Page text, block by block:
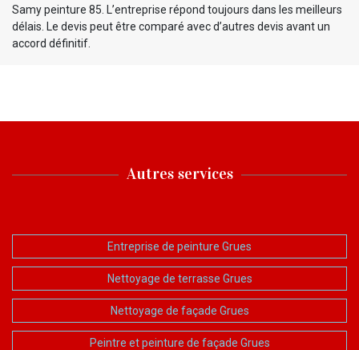
Samy peinture 85. L’entreprise répond toujours dans les meilleurs
délais. Le devis peut être comparé avec d’autres devis avant un
accord définitif.
Autres services
Entreprise de peinture Grues
Nettoyage de terrasse Grues
Nettoyage de façade Grues
Peintre et peinture de façade Grues